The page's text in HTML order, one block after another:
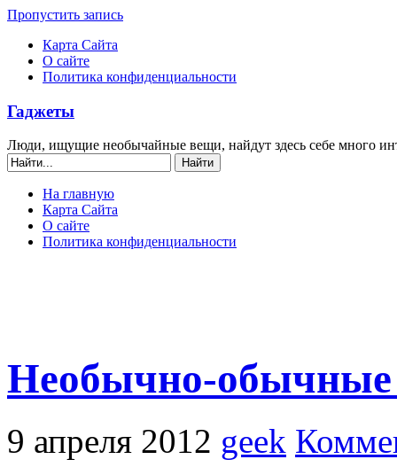
Пропустить запись
Карта Сайта
О сайте
Политика конфиденциальности
Гаджеты
Люди, ищущие необычайные вещи, найдут здесь себе много
На главную
Карта Сайта
О сайте
Политика конфиденциальности
Необычно-
9 апреля 2012 geek